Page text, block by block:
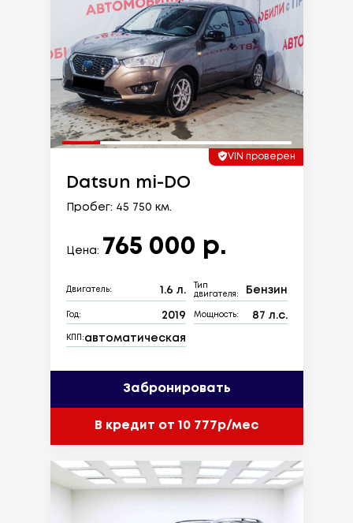
VIN проверен
Datsun mi-DO
Пробег: 45 750 км.
Цена: 765 000 р.
Двигатель: 1.6 л.
Тип
двигателя:
Бензин
Год: 2019 Мощность: 87 л.с.
КПП: автоматическая
Забронировать
В кредит от 10 777р/мес